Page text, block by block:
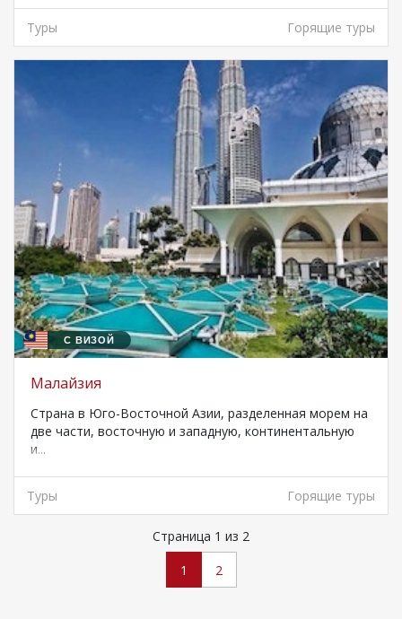
Туры Горящие туры
С ВИЗОЙ
Малайзия
Страна в Юго-Восточной Азии, разделенная морем на
две части, восточную и западную, континентальную
и...
Туры Горящие туры
Страница 1 из 2
1
2